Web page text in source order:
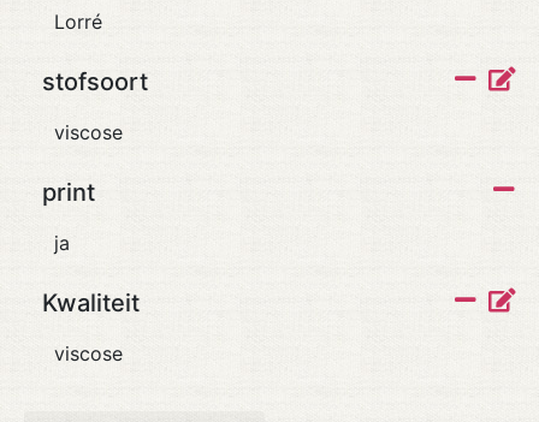
Lorré
stofsoort
viscose
print
ja
Kwaliteit
viscose